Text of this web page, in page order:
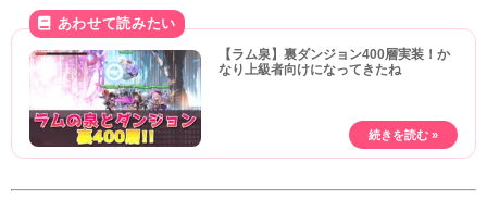
【ラム泉】裏ダンジョン400層実装！か
なり上級者向けになってきたね